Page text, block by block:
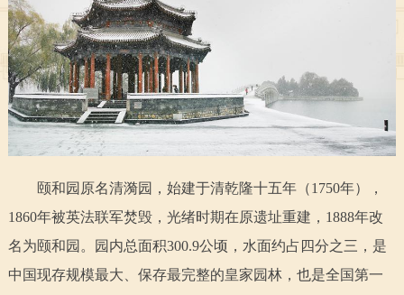
参与调查 在线访谈
走进北京
北京概况 十六区概览 人文北京
绿色北京 图说北京 视频北京
ENGLISH 한국어 日本語
颐和园原名清漪园，始建于清乾隆十五年（1750年），
1860年被英法联军焚毁，光绪时期在原遗址重建，1888年改
名为颐和园。园内总面积300.9公顷，水面约占四分之三，是
中国现存规模最大、保存最完整的皇家园林，也是全国第一